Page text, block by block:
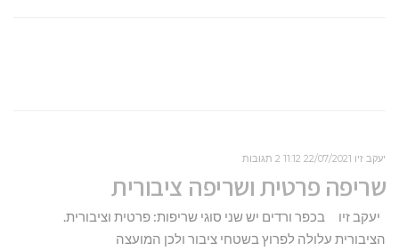
יעקב זיו 22/07/2021
11:12 2 תגובות
שריפה פרטית ושריפה ציבורית
יעקב זיו בכפר ורדים יש שני סוגי שריפות: פרטית וציבורית.
הציבורית עלולה לפרוץ בשטחי ציבור ולכן המועצה